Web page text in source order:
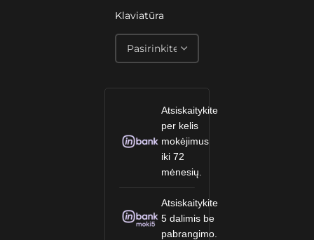
Klaviatūra
Atsiskaitykite
per kelis
mokėjimus
iki 72
mėnesių.
Atsiskaitykite
5 dalimis be
pabrangimo.